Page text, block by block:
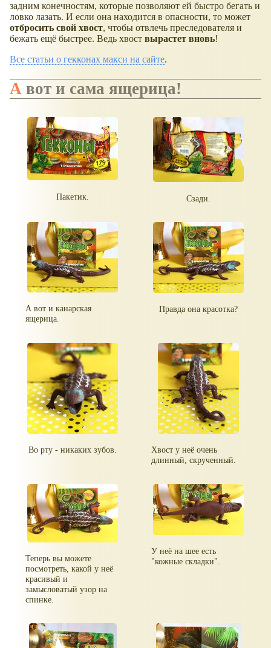
задним конечностям, которые позволяют ей быстро бегать и
ловко лазать. И если она находится в опасности, то может
отбросить свой хвост, чтобы отвлечь преследователя и
бежать ещё быстрее. Ведь хвост вырастет вновь!
Все статьи о гекконах макси на сайте.
А вот и сама ящерица!
Пакетик. Сзади.
А вот и канарская
ящерица.
Правда она красотка?
Во рту - никаких зубов.
Хвост у неё очень
длинный, скрученный.
Теперь вы можете
посмотреть, какой у неё
красивый и
замысловатый узор на
спинке.
У неё на шее есть
"кожные складки".